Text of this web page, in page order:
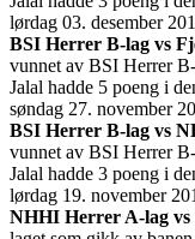
lørdag 03. desember
BSI Herrer B-lag vs
vunnet av BSI Herrer
Jalal hadde 5 poeng i
søndag 27. november
BSI Herrer B-lag vs
vunnet av BSI Herrer
Jalal hadde 3 poeng i
lørdag 19. november
NHHI Herrer A-lag vs